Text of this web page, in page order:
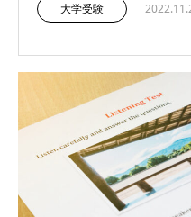
大学受験